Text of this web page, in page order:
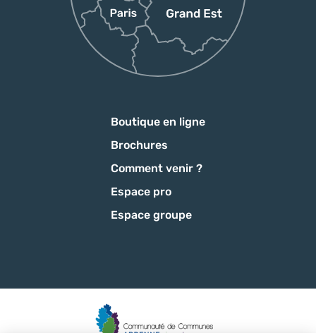
Boutique en ligne
Brochures
Comment venir ?
Espace pro
Espace groupe